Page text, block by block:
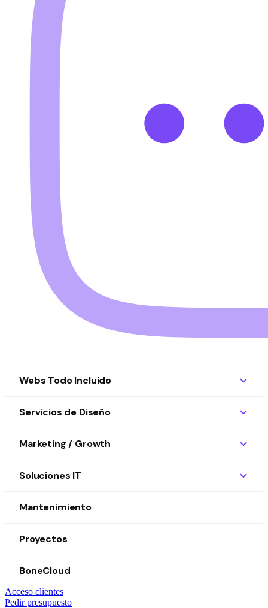
Webs Todo Incluido
Servicios de Diseño
Marketing / Growth
Soluciones IT
Mantenimiento
Proyectos
BoneCloud
Acceso clientes
Pedir presupuesto